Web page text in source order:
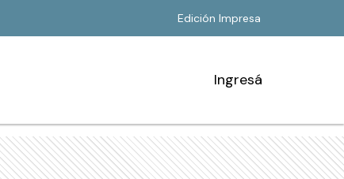
Edición Impresa
Ingresá